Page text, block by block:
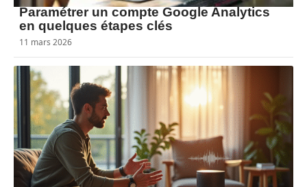
Paramétrer un compte Google Analytics
en quelques étapes clés
11 mars 2026